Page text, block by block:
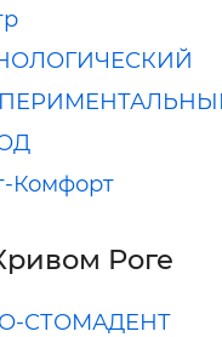
Комфорт
Роге
СТОМАДЕНТ